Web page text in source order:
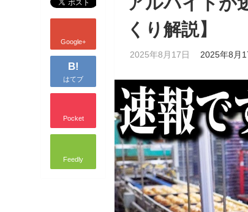
Google+
B!
はてブ
Pocket
Feedly
くり解説】
2025年8月17日 2025年8月